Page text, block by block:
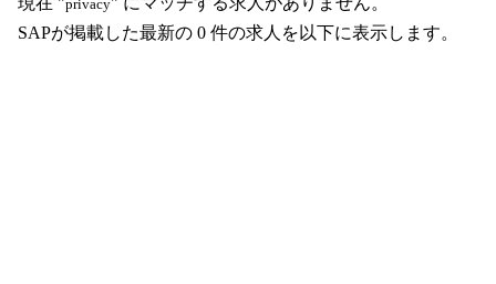
ジ)
privacy
SAPが掲載した最新の 0 件の求人を以下に表示します。